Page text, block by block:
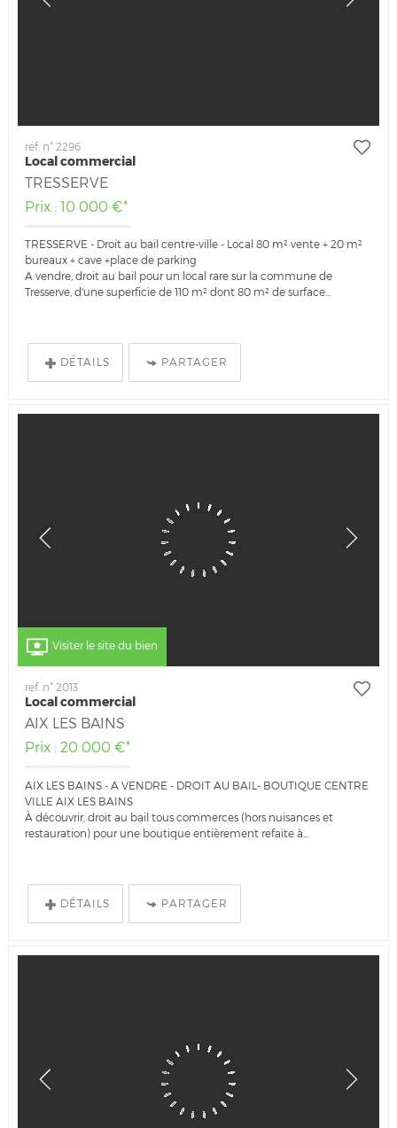
ref. n° 2296
Local commercial
TRESSERVE
Prix : 10 000 €*
TRESSERVE - Droit au bail centre-ville - Local 80 m² vente + 20 m²
bureaux + cave +place de parking
A vendre, droit au bail pour un local rare sur la commune de
Tresserve, d'une superficie de 110 m² dont 80 m² de surface...
DÉTAILS PARTAGER
Visiter le site du bien
ref. n° 2013
Local commercial
AIX LES BAINS
Prix : 20 000 €*
AIX LES BAINS - A VENDRE - DROIT AU BAIL- BOUTIQUE CENTRE
VILLE AIX LES BAINS
À découvrir, droit au bail tous commerces (hors nuisances et
restauration) pour une boutique entièrement refaite à...
DÉTAILS PARTAGER